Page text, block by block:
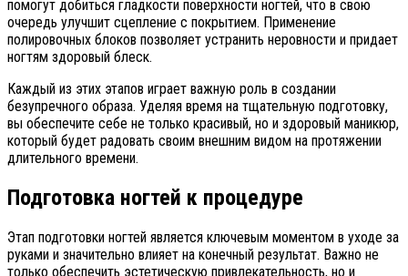
помогут добиться гладкости поверхности ногтей, что в свою
очередь улучшит сцепление с покрытием. Применение
полировочных блоков позволяет устранить неровности и придает
ногтям здоровый блеск.
Каждый из этих этапов играет важную роль в создании
безупречного образа. Уделяя время на тщательную подготовку,
вы обеспечите себе не только красивый, но и здоровый маникюр,
который будет радовать своим внешним видом на протяжении
длительного времени.
Подготовка ногтей к процедуре
Этап подготовки ногтей является ключевым моментом в уходе за
руками и значительно влияет на конечный результат. Важно не
только обеспечить эстетическую привлекательность, но и